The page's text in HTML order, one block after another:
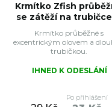
Krmítko Zfish
se zátěží na
Krmítko průběžné s
excentrickým olovem a
trubičkou.
IHNED K ODESLÁNÍ
Po přihlášení